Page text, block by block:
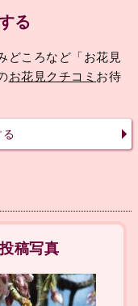
る
どころなど「お花見
お花見クチコミ お待
る
稿写真